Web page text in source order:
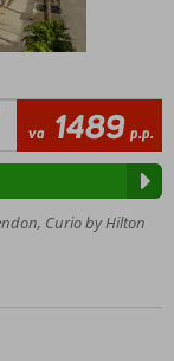
va 1489 p.p.
Curio by Hilton